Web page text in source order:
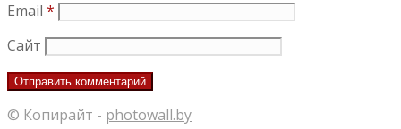
Email *
Сайт
© Копирайт - photowall.by